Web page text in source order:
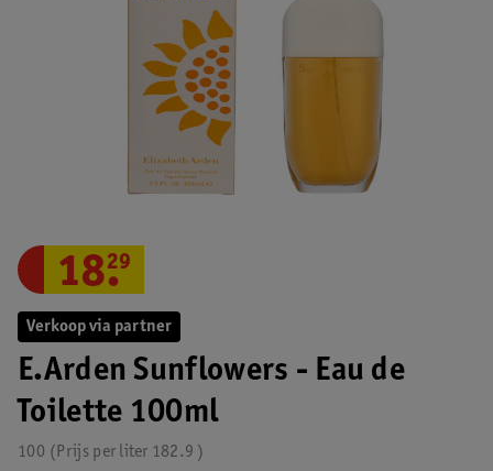
Verkoop via partner
E.Arden Sunflowers - Eau de
Toilette 100ml
100 182.9
Prijs per liter
18.
29